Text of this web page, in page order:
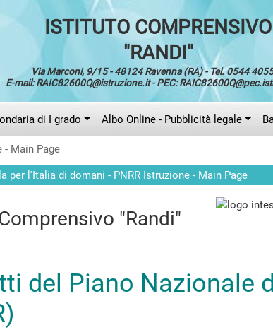
ISTITUTO COMPRENSIVO
"RANDI"
Via Marconi, 9/15 - 48124 Ravenna (RA) - Tel. 0544
E-mail: RAIC82600Q@istruzione.it - PEC:
di I grado Albo Online - Pubblicità legale
- Main Page
per l'Italia di domani - PNRR Istruzione - Main Page
"Randi"
del Piano Nazionale